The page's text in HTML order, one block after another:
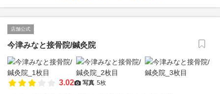
店舗公式
今津みなと接骨院/鍼灸院
3.02 写真 5枚